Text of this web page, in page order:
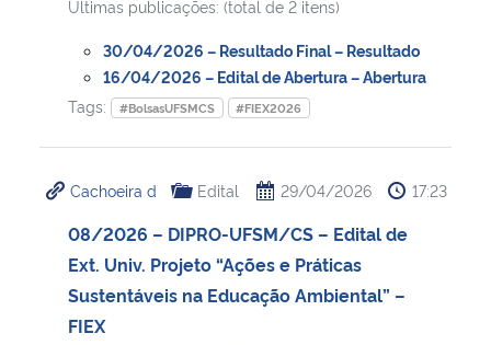
Ultimas publicações: (total de 2 itens)
30/04/2026 – Resultado Final – Resultado
16/04/2026 – Edital de Abertura – Abertura
Tags:
#BolsasUFSMCS #FIEX2026
Cachoeira d Edital 29/04/2026 17:23
08/2026 – DIPRO-UFSM/CS – Edital de
Ext. Univ. Projeto “Ações e Práticas
Sustentáveis na Educação Ambiental” –
FIEX